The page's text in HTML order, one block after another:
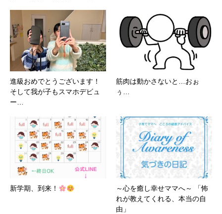
進級おめでとうございます！
そして我が子もスマホデビュ
ー…
筋肉は動かさないと…おぉ
ぅ…
新学期、到来！
～心を癒し幸せママへ～ 「怖
れが教えてくれる、本当の自
由」